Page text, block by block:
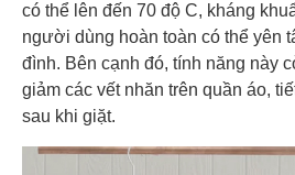
có thể lên đến 70 độ C, kháng
người dùng hoàn toàn có thể yên
đình. Bên cạnh đó, tính năng này
giảm các vết nhăn trên quần áo,
sau khi giặt.